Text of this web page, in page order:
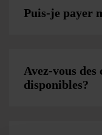
Puis-je payer
Avez-vous des
disponibles?